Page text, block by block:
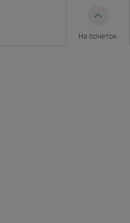
На почеток